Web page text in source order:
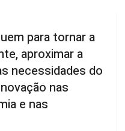
para tornar a
aproximar a
necessidades do
nas
e nas